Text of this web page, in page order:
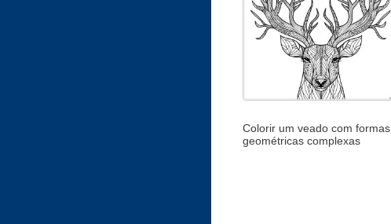
Colorir um veado com formas
geométricas complexas